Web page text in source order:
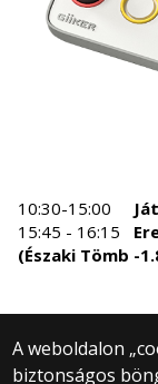
10:30-15:00
15:45 - 16:15
(Északi Tömb -
A weboldalon
biztonságos